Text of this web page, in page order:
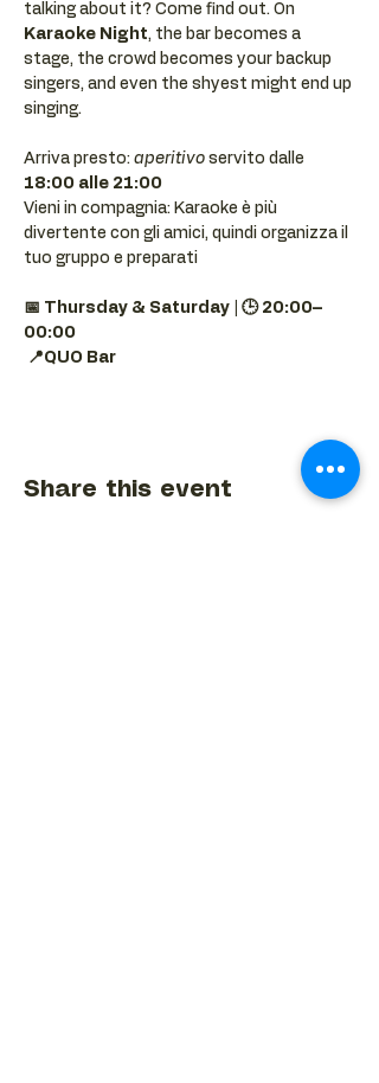
talking about it? Come find out. On
Karaoke Night, the bar becomes a
stage, the crowd becomes your backup
singers, and even the shyest might end up
singing.
Arriva presto: aperitivo servito dalle
18:00 alle 21:00
Vieni in compagnia: Karaoke è più
divertente con gli amici, quindi organizza il
tuo gruppo e preparati
📅 Thursday & Saturday | 🕒 20:00–
00:00
📍QUO Bar
Share this event